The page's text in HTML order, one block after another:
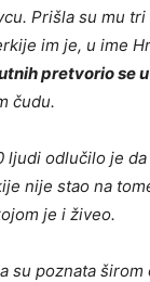
Prišla su mu
im je, u ime
pretvorio se
čudu.
ljudi odlučilo je
nije stao na
je i živeo.
su poznata